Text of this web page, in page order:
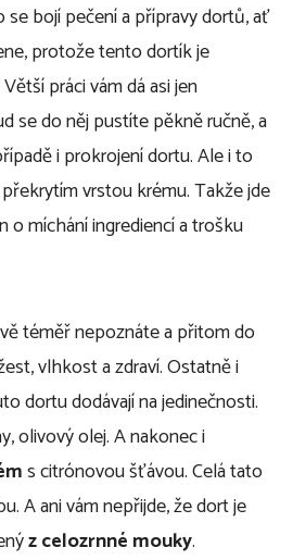
se bojí pečení a přípravy dortů, ať
protože tento dortík je
Větší práci vám dá asi jen
se do něj pustíte pěkně ručně, a
i prokrojení dortu. Ale i to
vrstou krému. Takže jde
o míchání ingrediencí a trošku
téměř nepoznáte a přitom do
vlhkost a zdraví. Ostatně i
dortu dodávají na jedinečnosti.
olivový olej. A nakonec i
s citrónovou šťávou. Celá tato
A ani vám nepřijde, že dort je
z celozrnné mouky.